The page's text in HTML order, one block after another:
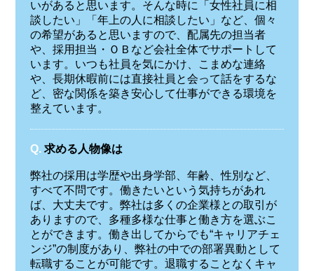
いがあると思います。そんな時に「女性社員に相
談したい」「年上の人に相談したい」など、個々
の希望があると思いますので、配属先の担当者
や、採用担当・ＯＢなど会社全体でサポートして
います。いつも社員を気にかけ、こまめな連絡
や、長期休暇前には直接社員と会って話をするな
ど、密な関係を築き安心して仕事ができる環境を
整えています。
Q. 求める人物像は
弊社の採用は学歴や出身学部、年齢、性別など、
すべて不問です。働きたいという気持ちがあれ
ば、大丈夫です。弊社は多くの企業様との取引が
ありますので、多種多様な仕事と働き方を選ぶこ
とができます。働き出してからでも“キャリアチェ
ンジ”の制度があり、弊社の中での部署異動として
転職することが可能です。退職することなくキャ